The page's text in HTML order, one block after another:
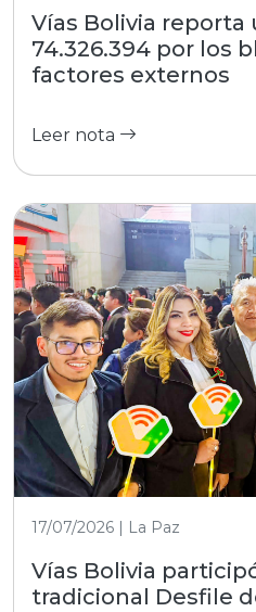
Vías Bolivia reporta
74.326.394 por los
factores externos
Leer nota
17/07/2026 | La Paz
Vías Bolivia
tradicional Desfile